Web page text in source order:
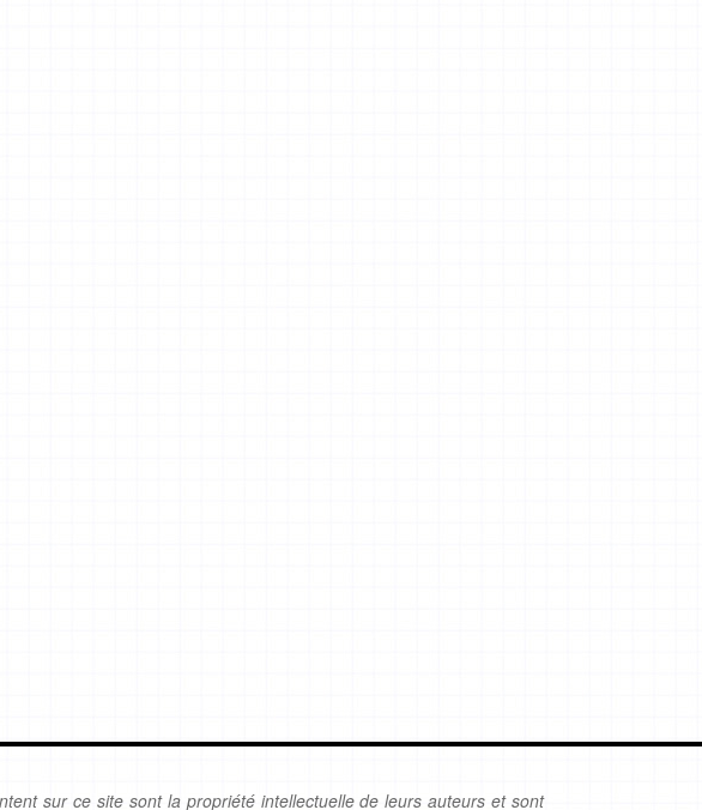
sur ce site sont la propriété intellectuelle de leurs auteurs et sont